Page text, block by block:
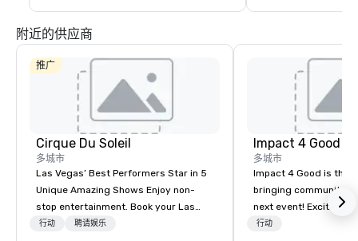
附近的供应商
推广
Cirque Du Soleil
多城市
Las Vegas’ Best Performers Star in 5
Unique Amazing Shows Enjoy non-
stop entertainment. Book your Las
Vegas show tickets.
行动 聘请娱乐
Impact 4 Good
多城市
Impact 4 Good is the
bringing community
next event! Exciting
team building
行动